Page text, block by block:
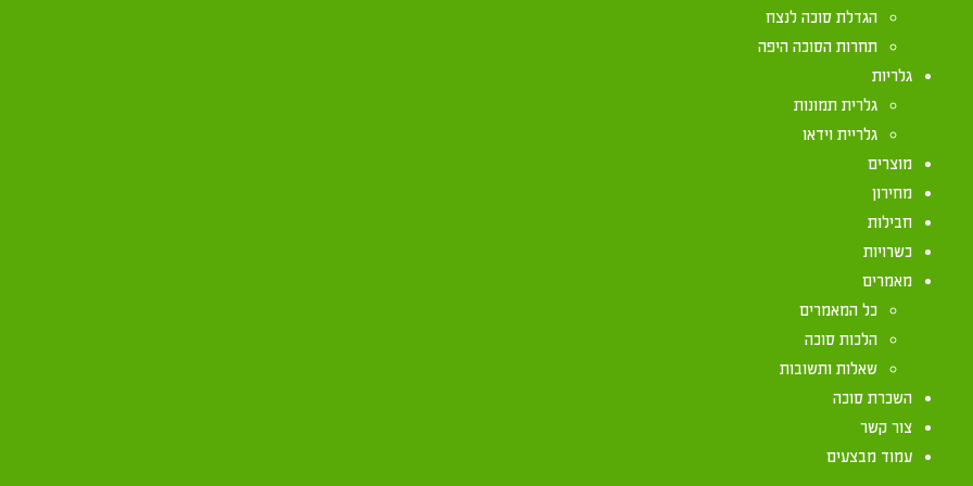
הגדלת סוכה לנצח
תחרות הסוכה היפה
גלריות
גלרית תמונות
גלריית וידאו
מוצרים
מחירון
חבילות
כשרויות
מאמרים
כל המאמרים
הלכות סוכה
שאלות ותשובות
השכרת סוכה
צור קשר
עמוד מבצעים
את טקסט המשנה ברורה, על כלל חלקיו, ובכללו גם דיני ישיבה בסוכה – בסימן תרלט, ניתן למצוא באתר 'ויקיטקסט':
https://he.wikisource.org/wiki/%D7%9E%D7%A9%D7%A0%D7%94_%D7%91%D7%A8%D7%95%D7%A8%D7%94